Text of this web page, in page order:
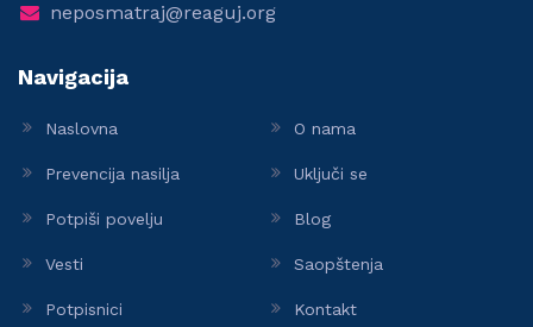
neposmatraj@reaguj.org
Navigacija
Naslovna O nama
Prevencija nasilja Uključi se
Potpiši povelju Blog
Vesti Saopštenja
Potpisnici Kontakt